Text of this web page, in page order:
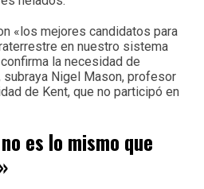
«los mejores candidatos para
en nuestro sistema
la necesidad de
Nigel Mason, profesor
de Kent, que no participó en
es lo mismo que